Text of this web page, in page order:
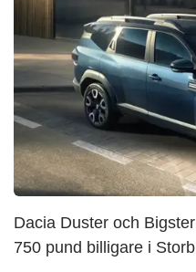
Dacia Duster och
750 pund billigare i